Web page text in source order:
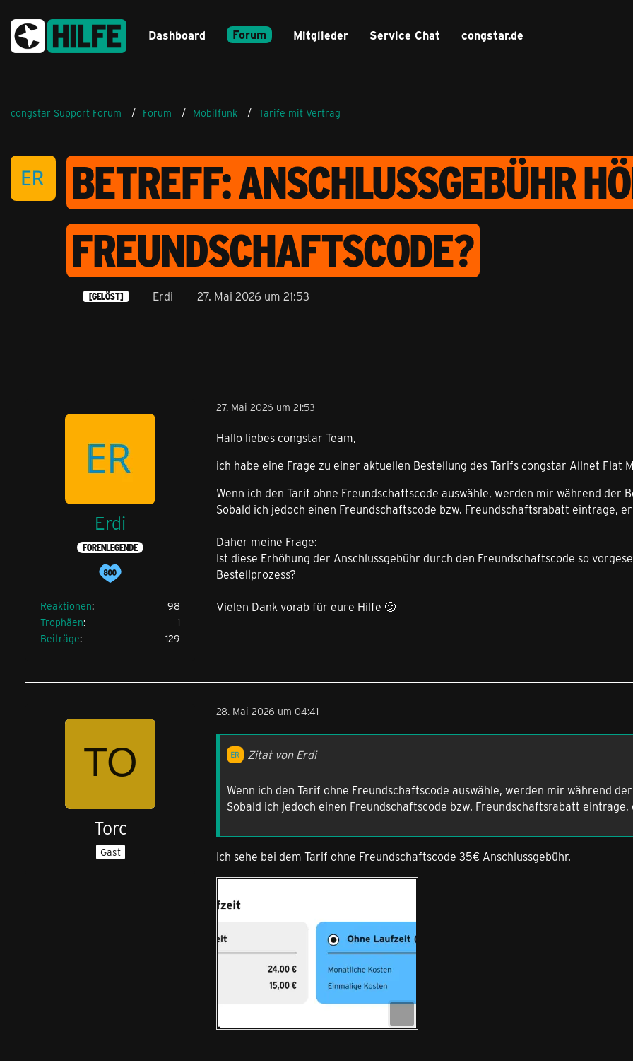
Dashboard Forum Mitglieder Service Chat congstar.de
congstar Support Forum Forum Mobilfunk Tarife mit Vertrag
BETREFF: ANSCHLUSSGEBÜHR
FREUNDSCHAFTSCODE?
[GELÖST] Erdi 27. Mai 2026 um 21:53
Erdi
FORENLEGENDE
Reaktionen
98
Trophäen
1
Beiträge
129
27. Mai 2026 um 21:53
Hallo liebes congstar Team,
ich habe eine Frage zu einer aktuellen Bestellung des Tarifs congstar Allnet Flat
Wenn ich den Tarif ohne Freundschaftscode auswähle, werden mir während der
Sobald ich jedoch einen Freundschaftscode bzw. Freundschaftsrabatt eintrage,
Daher meine Frage:
Ist diese Erhöhung der Anschlussgebühr durch den Freundschaftscode so
Bestellprozess?
Vielen Dank vorab für eure Hilfe 🙂
Torc
Gast
28. Mai 2026 um 04:41
Zitat von Erdi
Wenn ich den Tarif ohne Freundschaftscode auswähle, werden mir während
Sobald ich jedoch einen Freundschaftscode bzw. Freundschaftsrabatt
Ich sehe bei dem Tarif ohne Freundschaftscode 35€ Anschlussgebühr.